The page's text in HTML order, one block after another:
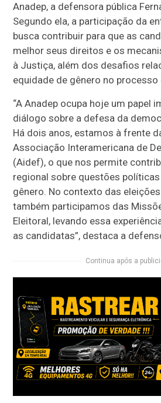
Anadep, a defensora pública
Segundo ela, a participação da
busca contribuir para que as
melhor seus direitos e os
à Justiça, além dos desafios
equidade de gênero no processo
“A Anadep ocupa hoje um papel
diálogo sobre a defesa da
Há dois anos, estamos à frente
Associação Interamericana de
(Aidef), o que nos permite
regional sobre questões
gênero. No contexto das
também participamos das
Eleitoral, levando essa
as candidatas”, destaca a
Continua após a